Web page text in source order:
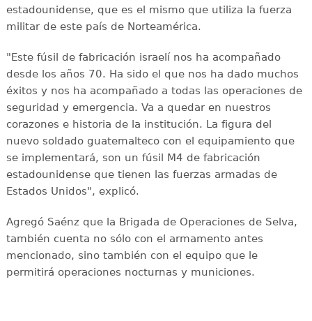
estadounidense, que es el mismo que utiliza la fuerza
militar de este país de Norteamérica.
"Este fúsil de fabricación israelí nos ha acompañado
desde los años 70. Ha sido el que nos ha dado muchos
éxitos y nos ha acompañado a todas las operaciones de
seguridad y emergencia. Va a quedar en nuestros
corazones e historia de la institución. La figura del
nuevo soldado guatemalteco con el equipamiento que
se implementará, son un fúsil M4 de fabricación
estadounidense que tienen las fuerzas armadas de
Estados Unidos", explicó.
Agregó Saénz que la Brigada de Operaciones de Selva,
también cuenta no sólo con el armamento antes
mencionado, sino también con el equipo que le
permitirá operaciones nocturnas y municiones.